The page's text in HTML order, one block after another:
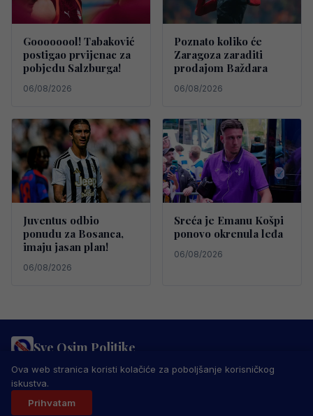
Goooooool! Tabaković
postigao prvijenac za
pobjedu Salzburga!
06/08/2026
Poznato koliko će
Zaragoza zaraditi
prodajom Baždara
06/08/2026
Juventus odbio
ponudu za Bosanca,
imaju jasan plan!
06/08/2026
Sreća je Emanu Košpi
ponovo okrenula leđa
06/08/2026
Sve Osim Politike
PRAVILA PRIVATNOSTIMARKETING USLOVI KORIŠTENJA
IMPRESSUM
© 2026 Sve Osim Politike. Sva prava zadržana.
Ova web stranica koristi kolačiće za poboljšanje korisničkog
iskustva.
Prihvatam